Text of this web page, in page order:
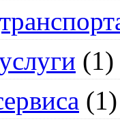
(1)
(1)